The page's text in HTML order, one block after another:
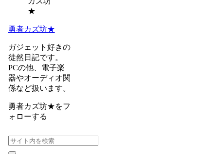
勇者カズ坊★
ガジェット好きの
徒然日記です。
PCの他、電子楽
器やオーディオ関
係など扱います。
勇者カズ坊★をフ
ォローする